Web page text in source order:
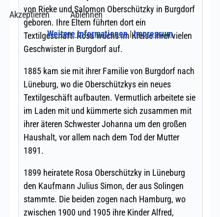
Akzeptieren
Ablehnen
Weitere Informationen|Impressum